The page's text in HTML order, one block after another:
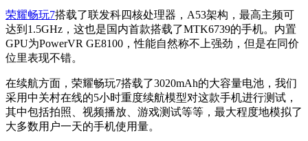
荣耀畅玩7搭载了联发科四核处理器，A53架构，最高主频可
达到1.5GHz，这也是国内首款搭载了MTK6739的手机。内置
GPU为PowerVR GE8100，性能自然称不上强劲，但是在同价
位里表现不错。
在续航方面，荣耀畅玩7搭载了3020mAh的大容量电池，我们
采用中关村在线的5小时重度续航模型对这款手机进行测试，
其中包括拍照、视频播放、游戏测试等等，最大程度地模拟了
大多数用户一天的手机使用量。